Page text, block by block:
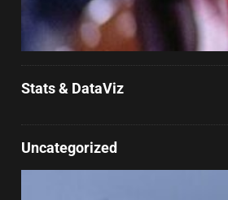
Stats & DataViz
Uncategorized